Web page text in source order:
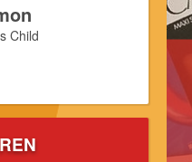
Child